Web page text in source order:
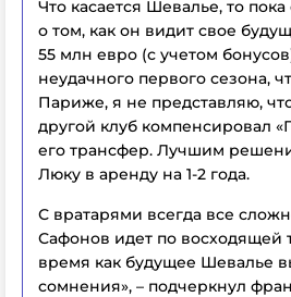
Что касается Шевалье, то
о том, как он видит свое
55 млн евро (с учетом
неудачного первого сезона,
Париже, я не представляю,
другой клуб компенсировал
его трансфер. Лучшим
Люку в аренду на 1-2 года.
С вратарями всегда все
Сафонов идет по восходящей
время как будущее Шевалье
сомнения», – подчеркнул